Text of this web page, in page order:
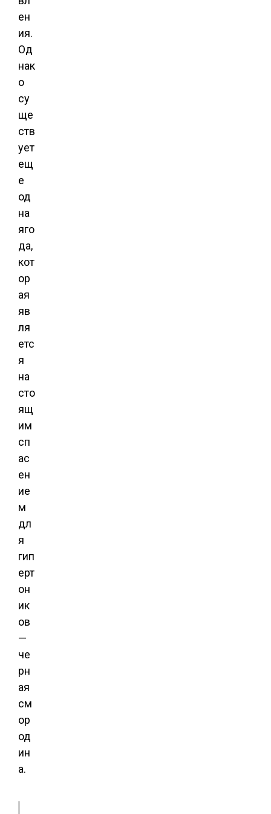
ен
ия.
Од
нак
о
су
ще
ств
ует
ещ
е
од
на
яго
да,
кот
ор
ая
яв
ля
етс
я
на
сто
ящ
им
сп
ас
ен
ие
м
дл
я
гип
ерт
он
ик
ов
—
че
рн
ая
см
ор
од
ин
а.